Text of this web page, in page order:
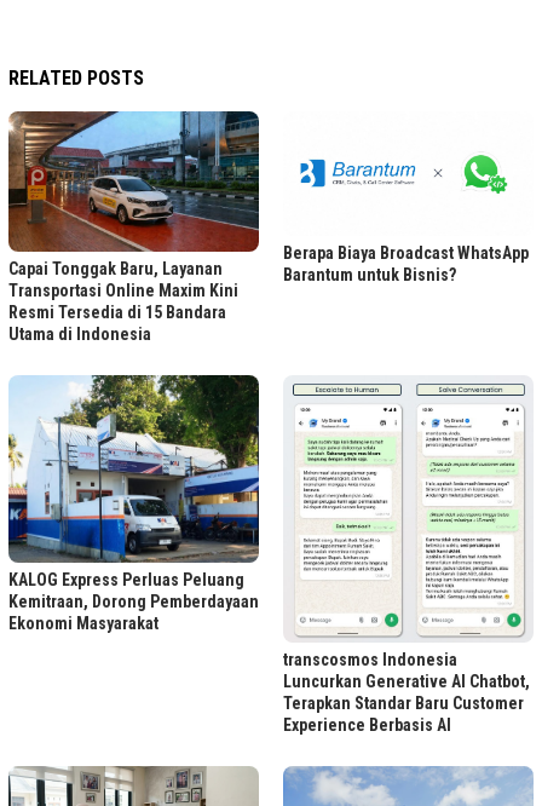
RELATED POSTS
Capai Tonggak Baru, Layanan
Transportasi Online Maxim Kini
Resmi Tersedia di 15 Bandara
Utama di Indonesia
Berapa Biaya Broadcast WhatsApp
Barantum untuk Bisnis?
KALOG Express Perluas Peluang
Kemitraan, Dorong Pemberdayaan
Ekonomi Masyarakat
transcosmos Indonesia
Luncurkan Generative AI Chatbot,
Terapkan Standar Baru Customer
Experience Berbasis AI